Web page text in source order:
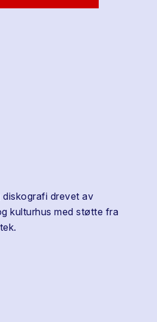
diskografi drevet av
kulturhus med støtte fra